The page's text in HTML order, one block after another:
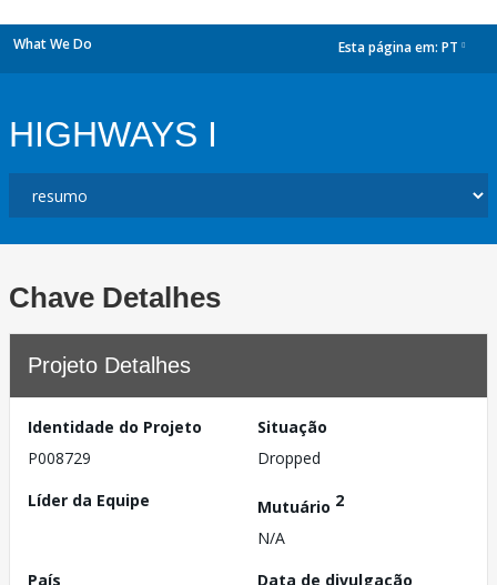
What We Do Esta página em: PT
HIGHWAYS I
Chave Detalhes
Projeto Detalhes
Identidade do Projeto
P008729
Situação
Dropped
Líder da Equipe
Mutuário 2
N/A
País
Data de divulgação